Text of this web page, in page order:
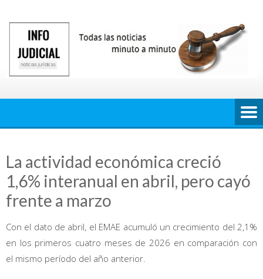
contenido
La actividad económica creció
1,6% interanual en abril, pero cayó
frente a marzo
Con el dato de abril, el EMAE acumuló un crecimiento del 2,1%
en los primeros cuatro meses de 2026 en comparación con
el mismo período del año anterior.